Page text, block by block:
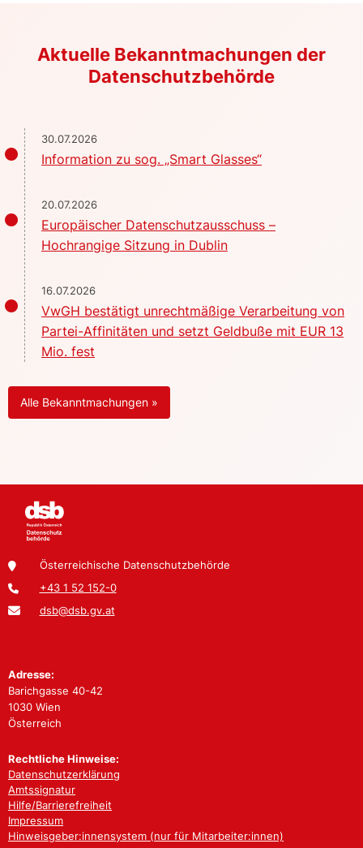
Aktuelle Bekanntmachungen der
Datenschutzbehörde
30.07.2026
Information zu sog. „Smart Glasses“
20.07.2026
Europäischer Datenschutzausschuss –
Hochrangige Sitzung in Dublin
16.07.2026
VwGH bestätigt unrechtmäßige Verarbeitung von
Partei-Affinitäten und setzt Geldbuße mit EUR 13
Mio. fest
Alle Bekanntmachungen »
Österreichische Datenschutzbehörde
+43 1 52 152-0
dsb@dsb.gv.at
Adresse:
Barichgasse 40-42
1030 Wien
Österreich
Rechtliche Hinweise:
Datenschutzerklärung
Amtssignatur
Hilfe/Barrierefreiheit
Impressum
Hinweisgeber:innensystem (nur für Mitarbeiter:innen)